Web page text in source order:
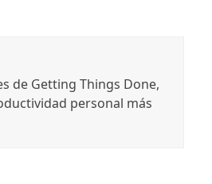
de Getting Things Done,
personal más